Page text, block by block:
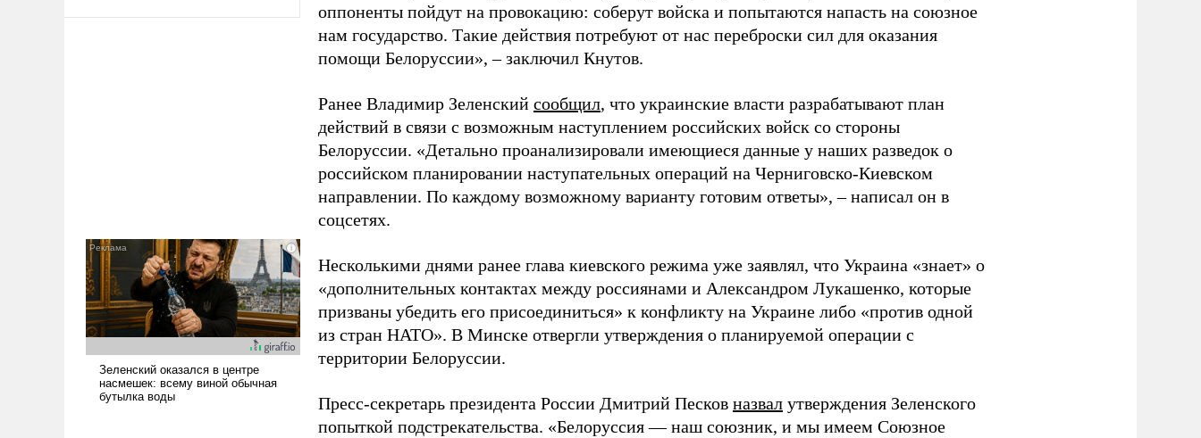
оппоненты пойдут на провокацию: соберут войска и попытаются напасть на союзное
нам государство. Такие действия потребуют от нас переброски сил для оказания
помощи Белоруссии», – заключил Кнутов.
Ранее Владимир Зеленский сообщил, что украинские власти разрабатывают план
действий в связи с возможным наступлением российских войск со стороны
Белоруссии. «Детально проанализировали имеющиеся данные у наших разведок о
российском планировании наступательных операций на Черниговско-Киевском
направлении. По каждому возможному варианту готовим ответы», – написал он в
соцсетях.
Несколькими днями ранее глава киевского режима уже заявлял, что Украина «знает» о
«дополнительных контактах между россиянами и Александром Лукашенко, которые
призваны убедить его присоединиться» к конфликту на Украине либо «против одной
из стран НАТО». В Минске отвергли утверждения о планируемой операции с
территории Белоруссии.
Пресс-секретарь президента России Дмитрий Песков назвал утверждения Зеленского
попыткой подстрекательства. «Белоруссия — наш союзник, и мы имеем Союзное